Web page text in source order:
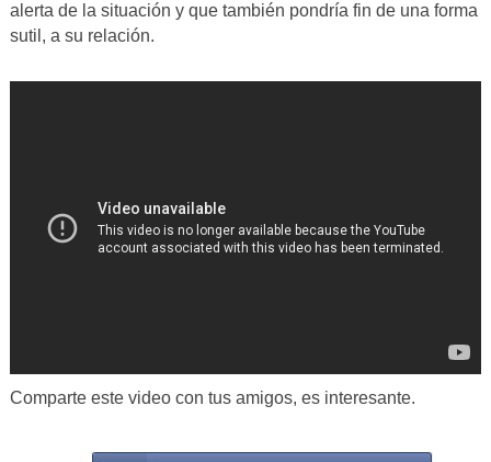
alerta de la situación y que también pondría fin de una forma
sutil, a su relación.
Comparte este video con tus amigos, es interesante.